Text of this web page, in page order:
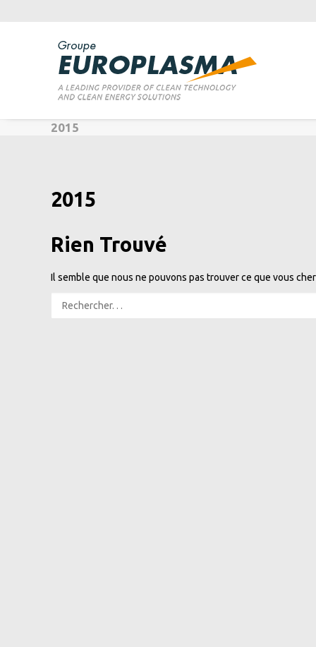
2015
2015
Rien Trouvé
Il semble que nous ne pouvons pas trouver ce que vous